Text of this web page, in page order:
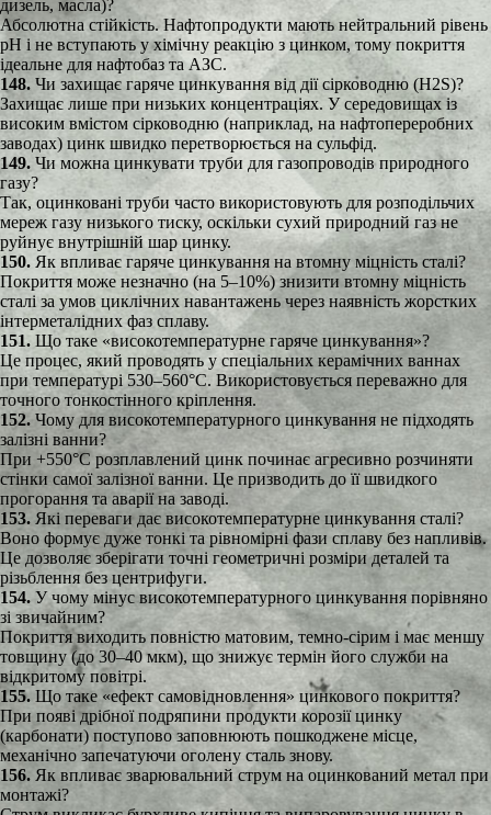
дизель, масла)?
Абсолютна стійкість. Нафтопродукти мають нейтральний рівень
pH і не вступають у хімічну реакцію з цинком, тому покриття
ідеальне для нафтобаз та АЗС.
148. Чи захищає гаряче цинкування від дії сірководню (H2S)?
Захищає лише при низьких концентраціях. У середовищах із
високим вмістом сірководню (наприклад, на нафтопереробних
заводах) цинк швидко перетворюється на сульфід.
149. Чи можна цинкувати труби для газопроводів природного
газу?
Так, оцинковані труби часто використовують для розподільчих
мереж газу низького тиску, оскільки сухий природний газ не
руйнує внутрішній шар цинку.
150. Як впливає гаряче цинкування на втомну міцність сталі?
Покриття може незначно (на 5–10%) знизити втомну міцність
сталі за умов циклічних навантажень через наявність жорстких
інтерметалідних фаз сплаву.
151. Що таке «високотемпературне гаряче цинкування»?
Це процес, який проводять у спеціальних керамічних ваннах
при температурі 530–560°C. Використовується переважно для
точного тонкостінного кріплення.
152.Чому для високотемпературного цинкування не підходять
залізні ванни?
При +550°C розплавлений цинк починає агресивно розчиняти
стінки самої залізної ванни. Це призводить до її швидкого
прогорання та аварії на заводі.
153. Які переваги дає високотемпературне цинкування сталі?
Воно формує дуже тонкі та рівномірні фази сплаву без напливів.
Це дозволяє зберігати точні геометричні розміри деталей та
різьблення без центрифуги.
154. У чому мінус високотемпературного цинкування порівняно
зі звичайним?
Покриття виходить повністю матовим, темно-сірим і має меншу
товщину (до 30–40 мкм), що знижує термін його служби на
відкритому повітрі.
155. Що таке «ефект самовідновлення» цинкового покриття?
При появі дрібної подряпини продукти корозії цинку
(карбонати) поступово заповнюють пошкоджене місце,
механічно запечатуючи оголену сталь знову.
156. Як впливає зварювальний струм на оцинкований метал при
монтажі?